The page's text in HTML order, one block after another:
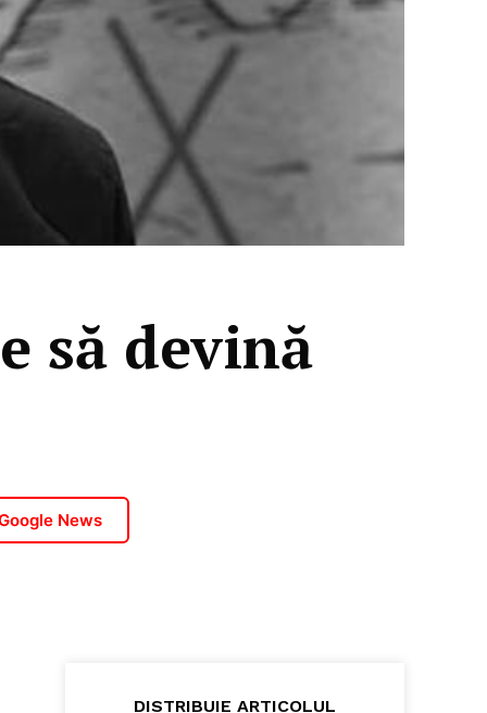
să devină
News
DISTRIBUIE ARTICOLUL